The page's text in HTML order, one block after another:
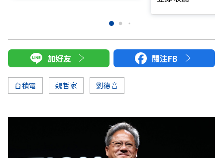
加好友 關注FB
台積電 魏哲家 劉德音